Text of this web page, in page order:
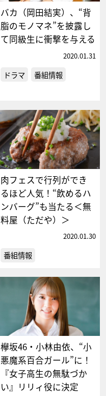
バカ（岡田結実）、“背
脂のモノマネ”を披露し
て同級生に衝撃を与える
2020.01.31
ドラマ 番組情報
肉フェスで行列ができ
るほど人気！“飲めるハ
ンバーグ”も当たる＜無
料屋（ただや）＞
2020.01.30
番組情報
欅坂46・小林由依、“小
悪魔系百合ガール”に！
『女子高生の無駄づか
い』リリィ役に決定